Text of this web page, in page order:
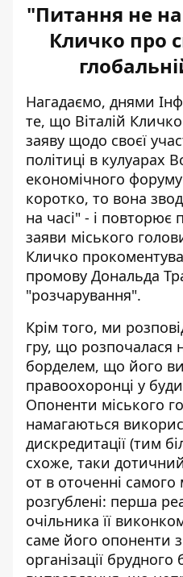
"Питання не
Кличко про
Нагадаємо, днями
те, що Віталій
заяву щодо своєї
політиці в кулуарах
економічного
коротко, то вона
на часі" - і повторює
заяви міського
Кличко
промову Дональда
"розчарування".
Крім того, ми
гру, що розпочалася
борделем, що його
правоохоронці у
Опоненти міського
намагаються
дискредитації (тим
схоже, таки
от в оточенні
розгублені: перша
очільника її
саме його опоненти
організації